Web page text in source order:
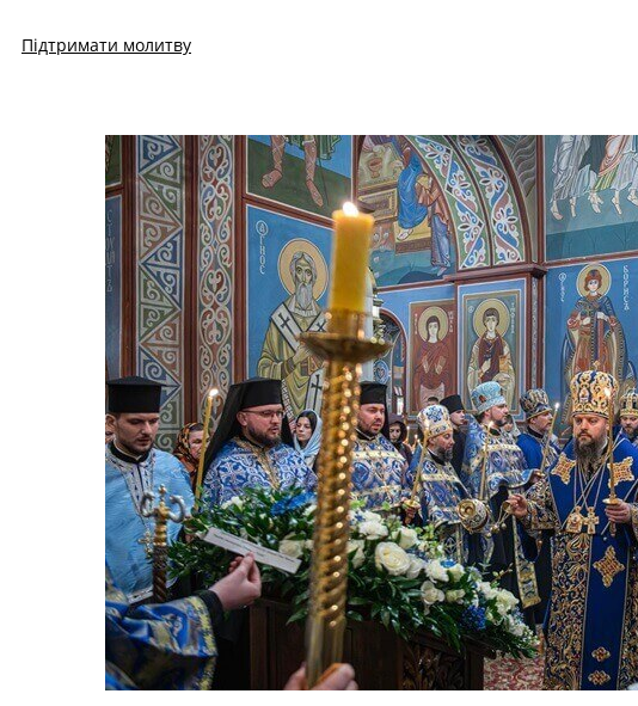
Підтримати молитву